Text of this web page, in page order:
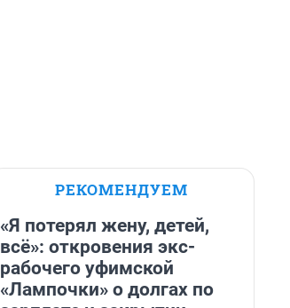
РЕКОМЕНДУЕМ
«Я потерял жену, детей,
всё»: откровения экс-
рабочего уфимской
«Лампочки» о долгах по